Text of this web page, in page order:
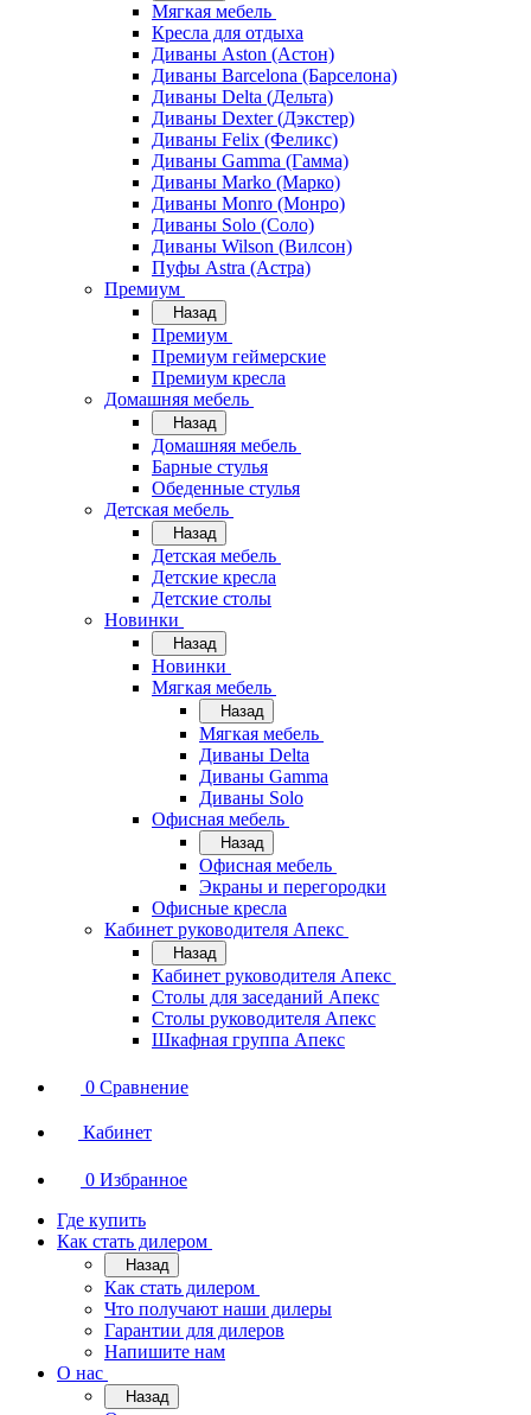
Мягкая мебель
Кресла для отдыха
Диваны Aston (Астон)
Диваны Barcelona (Барселона)
Диваны Delta (Дельта)
Диваны Dexter (Дэкстер)
Диваны Felix (Феликс)
Диваны Gamma (Гамма)
Диваны Marko (Марко)
Диваны Monro (Монро)
Диваны Solo (Соло)
Диваны Wilson (Вилсон)
Пуфы Astra (Астра)
Премиум
Назад
Премиум
Премиум геймерские
Премиум кресла
Домашняя мебель
Назад
Домашняя мебель
Барные стулья
Обеденные стулья
Детская мебель
Назад
Детская мебель
Детские кресла
Детские столы
Новинки
Назад
Новинки
Мягкая мебель
Назад
Мягкая мебель
Диваны Delta
Диваны Gamma
Диваны Solo
Офисная мебель
Назад
Офисная мебель
Экраны и перегородки
Офисные кресла
Кабинет руководителя Апекс
Назад
Кабинет руководителя Апекс
Столы для заседаний Апекс
Столы руководителя Апекс
Шкафная группа Апекс
0 Сравнение
Кабинет
0 Избранное
Где купить
Как стать дилером
Назад
Как стать дилером
Что получают наши дилеры
Гарантии для дилеров
Напишите нам
О нас
Назад